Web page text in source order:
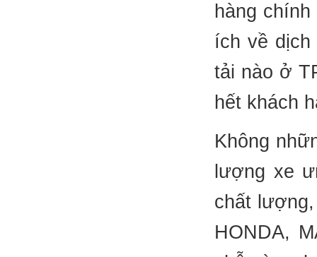
hàng
ích về
tải nào ở
hết khách
Không
lượng xe
chất
HONDA,